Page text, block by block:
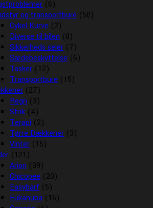
(6)
og transportbure (50)
Cykel Kurve (2)
Diverse til bilen (8)
Sikkerheds seler (7)
Sædebeskyttelse (6)
Tasker (12)
Transportbure (15)
(27)
Regn (3)
Strik (4)
Terapi (2)
Tørre Dækkener (3)
Vinter (15)
(121)
Arion (39)
Chicopee (20)
Easybarf (5)
Eukanuba (16)